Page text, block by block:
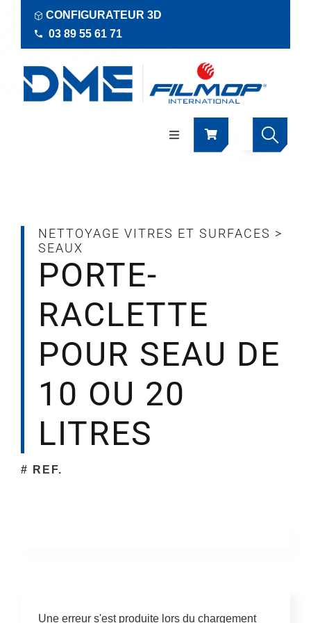
contenu
CONFIGURATEUR 3D
03 89 55 61 71
Navigation
Documentations
Société
NETTOYAGE VITRES ET SURFACES >
SEAUX
PORTE-
RACLETTE
POUR SEAU DE
10 OU 20
LITRES
# REF.
Une erreur s'est produite lors du chargement